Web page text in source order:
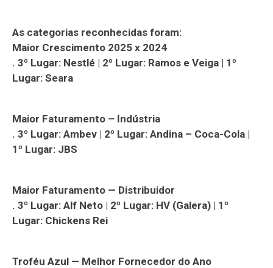
As categorias reconhecidas foram:
Maior Crescimento 2025 x 2024
. 3º Lugar: Nestlé | 2º Lugar: Ramos e Veiga | 1º
Lugar: Seara
Maior Faturamento – Indústria
. 3º Lugar: Ambev | 2º Lugar: Andina – Coca-Cola |
1º Lugar: JBS
Maior Faturamento — Distribuidor
. 3º Lugar: Alf Neto | 2º Lugar: HV (Galera) | 1º
Lugar: Chickens Rei
Troféu Azul — Melhor Fornecedor do Ano